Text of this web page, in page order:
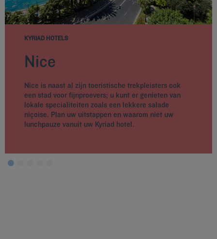
KYRIAD HOTELS
Nice
Nice is naast al zijn toeristische trekpleisters ook
een stad voor fijnproevers; u kunt er genieten van
lokale specialiteiten zoals een lekkere salade
niçoise. Plan uw uitstappen en waarom niet uw
lunchpauze vanuit uw Kyriad hotel.